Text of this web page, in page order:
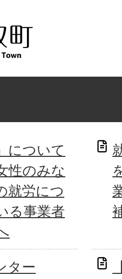
について
性のみな
就労につ
る事業者
ター